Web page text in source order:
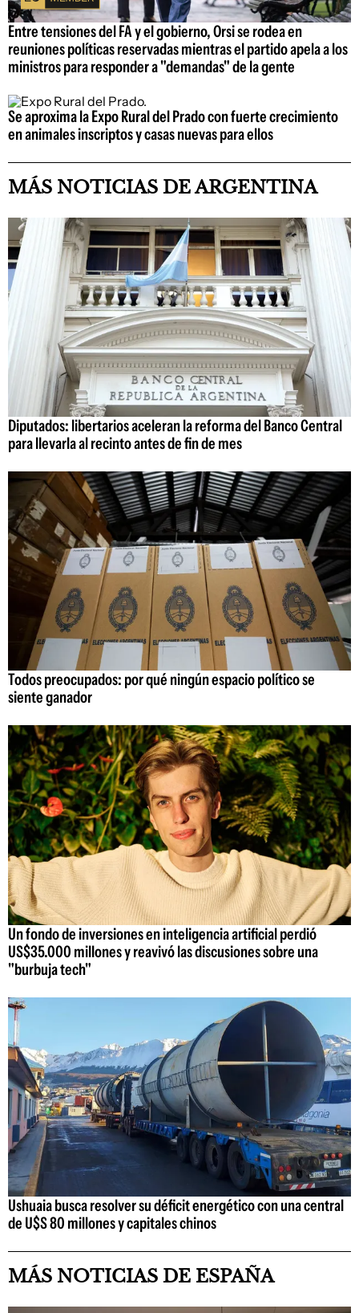
Entre tensiones del FA y el gobierno, Orsi se rodea en
reuniones políticas reservadas mientras el partido apela a los
ministros para responder a "demandas" de la gente
Se aproxima la Expo Rural del Prado con fuerte crecimiento
en animales inscriptos y casas nuevas para ellos
MÁS NOTICIAS DE ARGENTINA
Diputados: libertarios aceleran la reforma del Banco Central
para llevarla al recinto antes de fin de mes
Todos preocupados: por qué ningún espacio político se
siente ganador
Un fondo de inversiones en inteligencia artificial perdió
US$35.000 millones y reavivó las discusiones sobre una
"burbuja tech"
Ushuaia busca resolver su déficit energético con una central
de U$S 80 millones y capitales chinos
MÁS NOTICIAS DE ESPAÑA